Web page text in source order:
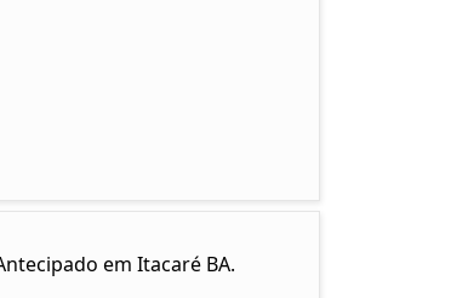
em Itacaré BA.